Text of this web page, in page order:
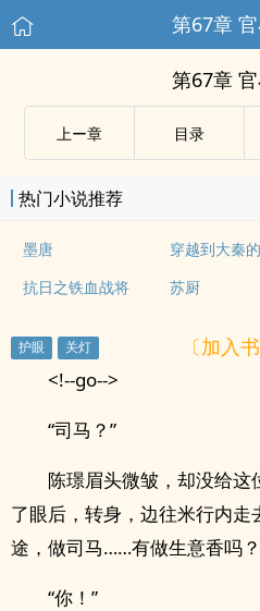
第67章
第67章
上ー章 目录
热门小说推荐
墨唐
抗日之铁血战将
苏厨
〔加入
<!--go-->
“司马？”
陈璟眉头微皱，却没给
了眼后，转身，边往米行内走
途，做司马……有做生意香吗
“你！”